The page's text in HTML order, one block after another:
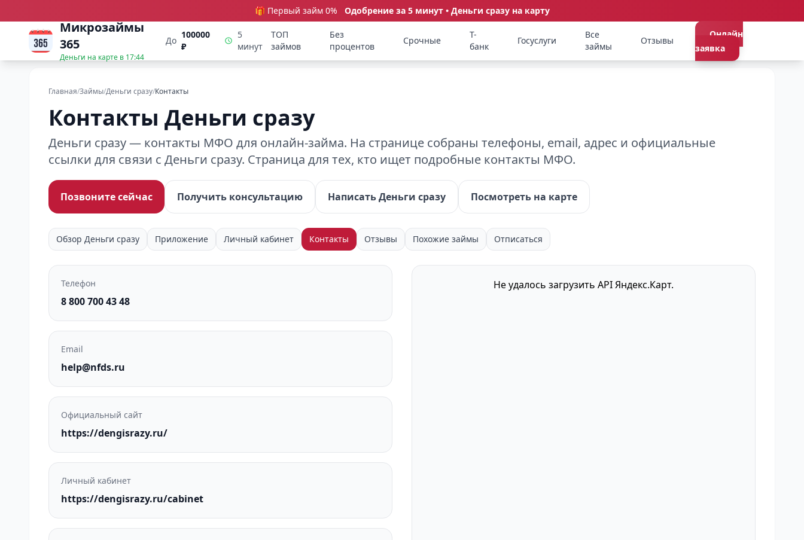
🎁 Первый займ 0% Одобрение за 5 минут • Деньги сразу на карту
Микрозаймы
365
Деньги на карте в 17:44
До
100000
₽
5
минут
ТОП
займов
Без
процентов
Срочные
Т-
банк
Госуслуги
Все
займы
Отзывы
Онлайн
заявка
Главная/Займы/Деньги сразу/Контакты
Контакты Деньги сразу
Деньги сразу — контакты МФО для онлайн-займа. На странице собраны телефоны, email, адрес и официальные
ссылки для связи с Деньги сразу. Страница для тех, кто ищет подробные контакты МФО.
Позвоните сейчас Получить консультацию Написать Деньги сразу Посмотреть на карте
Обзор Деньги сразу Приложение Личный кабинет Контакты Отзывы Похожие займы Отписаться
Телефон
8 800 700 43 48
Email
help@nfds.ru
Официальный сайт
https://dengisrazy.ru/
Личный кабинет
https://dengisrazy.ru/cabinet
Не удалось загрузить API Яндекс.Карт.